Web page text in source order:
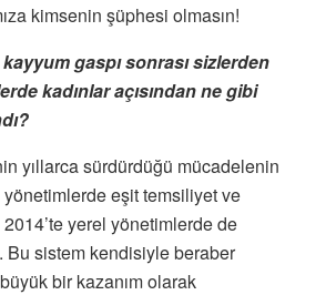
kimsenin şüphesi olmasın!
gaspı sonrası sizlerden
kadınlar açısından ne gibi
yıllarca sürdürdüğü mücadelenin
eşit temsiliyet ve
yerel yönetimlerde de
sistem kendisiyle beraber
bir kazanım olarak